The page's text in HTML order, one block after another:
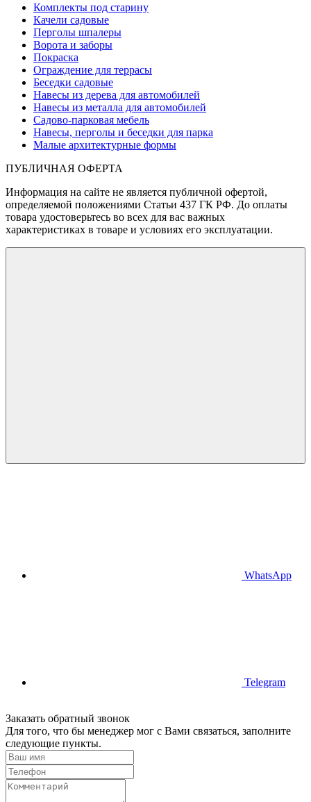
Комплекты под старину
Качели садовые
Перголы шпалеры
Ворота и заборы
Покраска
Ограждение для террасы
Беседки садовые
Навесы из дерева для автомобилей
Навесы из металла для автомобилей
Садово-парковая мебель
Навесы, перголы и беседки для парка
Малые архитектурные формы
ПУБЛИЧНАЯ ОФЕРТА
Информация на сайте не является публичной офертой,
определяемой положениями Статьи 437 ГК РФ. До оплаты
товара удостоверьтесь во всех для вас важных
характеристиках в товаре и условиях его эксплуатации.
WhatsApp
Telegram
Заказать обратный звонок
Для того, что бы менеджер мог с Вами связаться, заполните
следующие пункты.